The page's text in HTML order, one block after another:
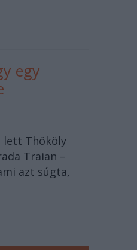
egy
lett Thököly
Traian –
azt súgta,